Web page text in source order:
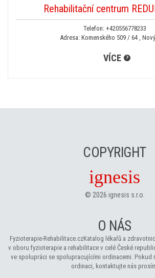
Rehabilitační centrum
Telefon: +420556778233
Adresa: Komenského 509 / 64 ,
VÍCE
COPYRIGHT
ignesis
© 2026 ignesis s.r.o.
O NÁS
Fyzioterapie-Rehabilitace.czKatalog lékařů a
v oboru fyzioterapie a rehabilitace v celé České
ve spolupráci se spolupracujícími ordinacemi. Pokud
ordinaci, kontaktujte nás